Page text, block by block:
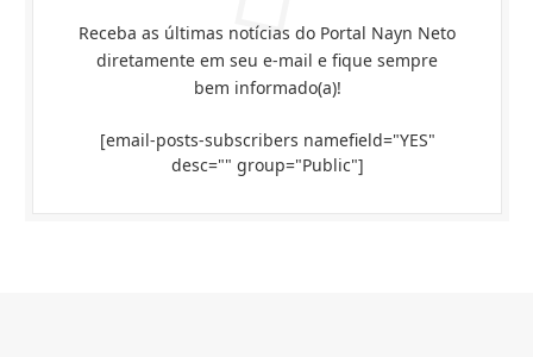
Receba as últimas notícias do Portal Nayn Neto
diretamente em seu e-mail e fique sempre
bem informado(a)!
[email-posts-subscribers namefield="YES"
desc="" group="Public"]